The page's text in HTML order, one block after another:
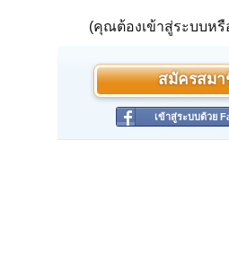
(คุณต้องเข้าสู่ระบบหรื
สมัครสมา
เข้าสู่ระบบด้วย